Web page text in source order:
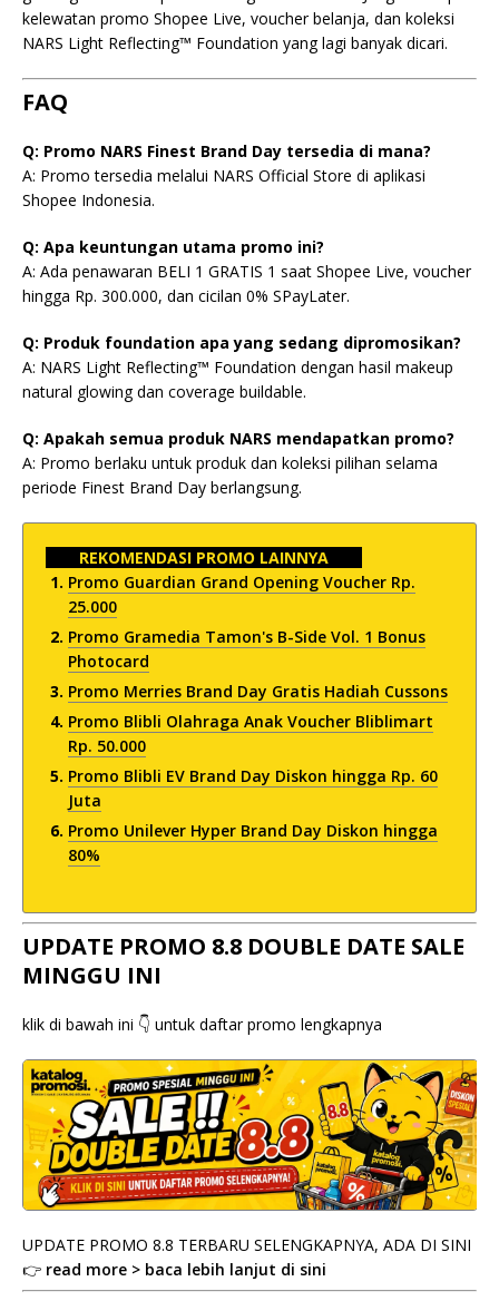
kelewatan promo Shopee Live, voucher belanja, dan koleksi
NARS Light Reflecting™ Foundation yang lagi banyak dicari.
FAQ
Q: Promo NARS Finest Brand Day tersedia di mana?
A: Promo tersedia melalui NARS Official Store di aplikasi
Shopee Indonesia.
Q: Apa keuntungan utama promo ini?
A: Ada penawaran BELI 1 GRATIS 1 saat Shopee Live, voucher
hingga Rp. 300.000, dan cicilan 0% SPayLater.
Q: Produk foundation apa yang sedang dipromosikan?
A: NARS Light Reflecting™ Foundation dengan hasil makeup
natural glowing dan coverage buildable.
Q: Apakah semua produk NARS mendapatkan promo?
A: Promo berlaku untuk produk dan koleksi pilihan selama
periode Finest Brand Day berlangsung.
REKOMENDASI PROMO LAINNYA
Promo Guardian Grand Opening Voucher Rp.
25.000
Promo Gramedia Tamon's B-Side Vol. 1 Bonus
Photocard
Promo Merries Brand Day Gratis Hadiah Cussons
Promo Blibli Olahraga Anak Voucher Bliblimart
Rp. 50.000
Promo Blibli EV Brand Day Diskon hingga Rp. 60
Juta
Promo Unilever Hyper Brand Day Diskon hingga
80%
UPDATE PROMO 8.8 DOUBLE DATE SALE
MINGGU INI
klik di bawah ini 👇 untuk daftar promo lengkapnya
UPDATE PROMO 8.8 TERBARU SELENGKAPNYA, ADA DI SINI
👉 read more > baca lebih lanjut di sini